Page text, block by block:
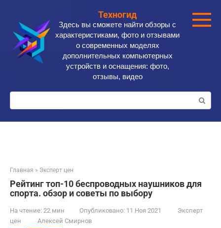
контенту
Техногид
Здесь вы сможете найти обзоры с
характеристиками, фото и отзывами
о современных моделях
дополнительных компьютерных
устройств и оснащения: фото,
отзывы, видео
Поиск:
Главная » Эксперт цен
Рейтинг топ-10 беспроводных наушников для
спорта. обзор и советы по выбору
На чтение: 22 мин Опубликовано: 11 Ноя 2021
Эксперт
цен
Алексей Смирнов